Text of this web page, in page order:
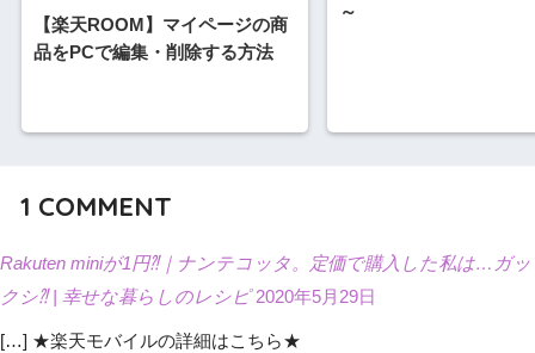
【楽天ROOM】マイページの商
品をPCで編集・削除する方法
～
1 COMMENT
Rakuten miniが1円⁈｜ナンテコッタ。定価で購入した私は…ガッ
クシ⁈ | 幸せな暮らしのレシピ 2020年5月29日
[…] ★楽天モバイルの詳細はこちら★